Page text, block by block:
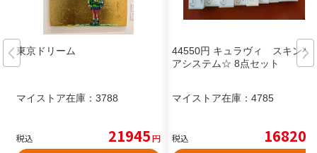
東京ドリーム
マイストア在庫： 3788
税込 21945円
44550円 キュラヴィ スキンケ
アシステム☆ 8点セット
マイストア在庫： 4785
税込 16820